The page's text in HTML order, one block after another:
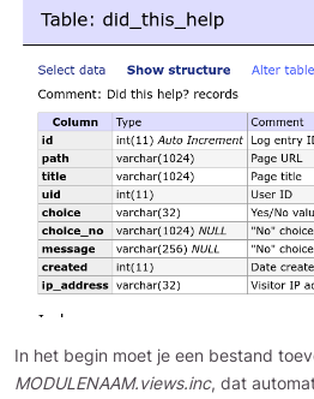
In het begin moet je een bestand
MODULENAAM.views.inc, dat